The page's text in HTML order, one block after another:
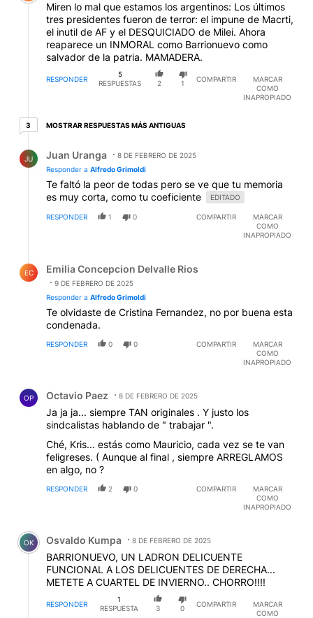
Miren lo mal que estamos los argentinos: Los últimos
tres presidentes fueron de terror: el impune de Macrti,
el inutil de AF y el DESQUICIADO de Milei. Ahora
reaparece un INMORAL como Barrionuevo como
salvador de la patria. MAMADERA.
RESPONDER
5
RESPUESTAS
2 1
COMPARTIR
MARCAR
COMO
INAPROPIADO
33 respuestas más antiguas
MOSTRAR RESPUESTAS MÁS ANTIGUAS
JU Juan Uranga
8 DE FEBRERO DE 2025
Responder a Alfredo Grimoldi
Te faltó la peor de todas pero se ve que tu memoria
es muy corta, como tu coeficiente
EDITADO
RESPONDER 1 0 COMPARTIR
MARCAR
COMO
INAPROPIADO
EC Emilia Concepcion Delvalle Rios
9 DE FEBRERO DE 2025
Responder a Alfredo Grimoldi
Te olvidaste de Cristina Fernandez, no por buena esta
condenada.
RESPONDER 0 0 COMPARTIR
MARCAR
COMO
INAPROPIADO
OP Octavio Paez 8 DE FEBRERO DE 2025
Ja ja ja... siempre TAN originales . Y justo los
sindcalistas hablando de " trabajar ".
Ché, Kris... estás como Mauricio, cada vez se te van
feligreses. ( Aunque al final , siempre ARREGLAMOS
en algo, no ?
RESPONDER 2 0 COMPARTIR
MARCAR
COMO
INAPROPIADO
Comentario de Osvaldo Kumpa.
OK Osvaldo Kumpa 8 DE FEBRERO DE 2025
BARRIONUEVO, UN LADRON DELICUENTE
FUNCIONAL A LOS DELICUENTES DE DERECHA...
METETE A CUARTEL DE INVIERNO.. CHORRO!!!!
RESPONDER
1
RESPUESTA
3 0
COMPARTIR
MARCAR
COMO